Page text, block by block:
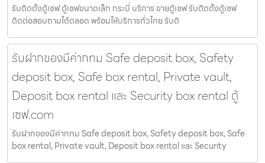
รับติดตั้งตู้เซฟ ตู้เซฟขนาดเล็ก กระบี่ บริการ ขายตู้เซฟ รับติดตั้งตู้เซฟ
ติดต่อสอบถามได้ตลอด พร้อมให้บริการทั่วไทย รับติ
รับฝากของมีค่ากทม Safe deposit box, Safety
deposit box, Safe box rental, Private vault,
Deposit box rental และ Security box rental ตู้
เซฟ.com
รับฝากของมีค่ากทม Safe deposit box, Safety deposit box, Safe
box rental, Private vault, Deposit box rental และ Security